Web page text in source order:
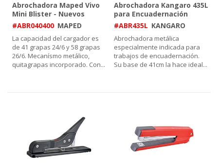
Abrochadora Maped Vivo
Mini Blister - Nuevos
Colores
#ABR040400 MAPED
La capacidad del cargador es
de 41 grapas 24/6 y 58 grapas
26/6. Mecanísmo metálico,
quitagrapas incorporado. Con...
Abrochadora Kangaro 435L
para Encuadernación
#ABR435L KANGARO
Abrochadora metálica
especialmente indicada para
trabajos de encuadernación.
Su base de 41cm la hace ideal...